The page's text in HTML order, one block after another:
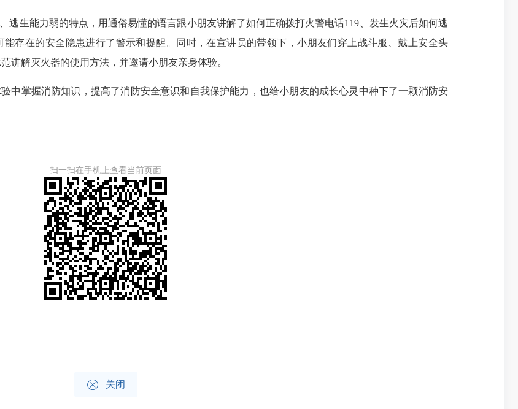
生能力弱的特点，用通俗易懂的语言跟小朋友讲解了如何正确拨打火警电话119、发生火灾后如何逃
存在的安全隐患进行了警示和提醒。同时，在宣讲员的带领下，小朋友们穿上战斗服、戴上安全头
讲解灭火器的使用方法，并邀请小朋友亲身体验。
掌握消防知识，提高了消防安全意识和自我保护能力，也给小朋友的成长心灵中种下了一颗消防安
扫一扫在手机上查看当前页面
 关闭